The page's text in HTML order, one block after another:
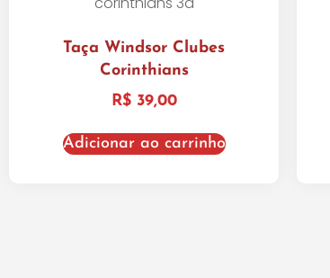
Taça Windsor Clubes
Corinthians
R$39,00
Adicionar ao carrinho